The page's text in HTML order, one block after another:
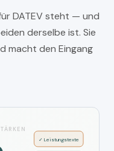
DATEV steht — und
derselbe ist. Sie
macht den Eingang
✓ Leistungstexte